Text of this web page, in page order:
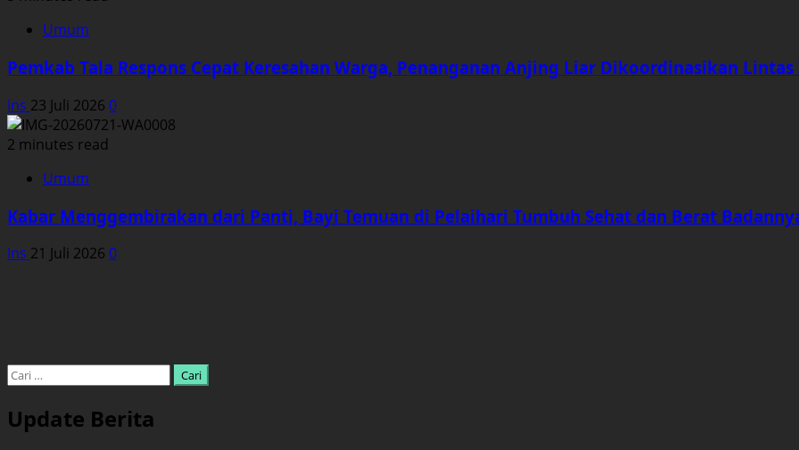
Umum
Pemkab Tala Respons Cepat Keresahan Warga, Penanganan Anjing Liar Dikoordinasikan
Ins 23 Juli 2026 0
2 minutes read
Umum
Kabar Menggembirakan dari Panti, Bayi Temuan di Pelaihari Tumbuh Sehat dan Berat
Ins 21 Juli 2026 0
Cari
Update Berita